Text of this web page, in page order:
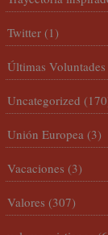
Twitter (1)
Últimas Voluntades
Uncategorized
Unión Europea (3)
Vacaciones (3)
Valores (307)